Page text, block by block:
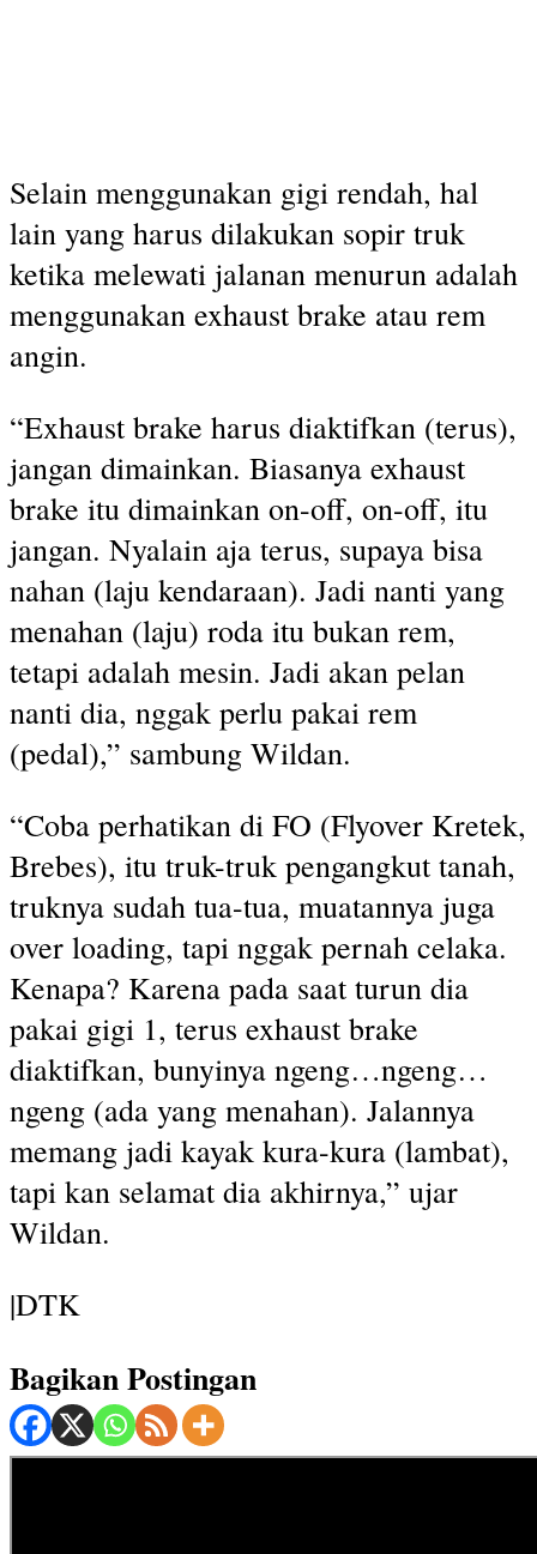
Selain menggunakan gigi rendah, hal
lain yang harus dilakukan sopir truk
ketika melewati jalanan menurun adalah
menggunakan exhaust brake atau rem
angin.
“Exhaust brake harus diaktifkan (terus),
jangan dimainkan. Biasanya exhaust
brake itu dimainkan on-off, on-off, itu
jangan. Nyalain aja terus, supaya bisa
nahan (laju kendaraan). Jadi nanti yang
menahan (laju) roda itu bukan rem,
tetapi adalah mesin. Jadi akan pelan
nanti dia, nggak perlu pakai rem
(pedal),” sambung Wildan.
“Coba perhatikan di FO (Flyover Kretek,
Brebes), itu truk-truk pengangkut tanah,
truknya sudah tua-tua, muatannya juga
over loading, tapi nggak pernah celaka.
Kenapa? Karena pada saat turun dia
pakai gigi 1, terus exhaust brake
diaktifkan, bunyinya ngeng…ngeng…
ngeng (ada yang menahan). Jalannya
memang jadi kayak kura-kura (lambat),
tapi kan selamat dia akhirnya,” ujar
Wildan.
|DTK
Bagikan Postingan